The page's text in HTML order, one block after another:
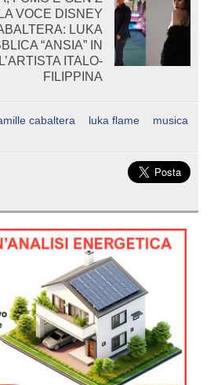
VOCE DISNEY
LUKA
“ANSIA” IN
ITALO-
FILIPPINA
cabaltera luka flame
musica